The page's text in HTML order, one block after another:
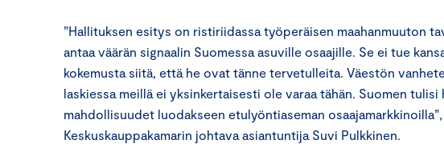
”Hallituksen esitys on ristiriidassa työperäisen maahanmuuton
antaa väärän signaalin Suomessa asuville osaajille. Se ei tue
kokemusta siitä, että he ovat tänne tervetulleita. Väestön
laskiessa meillä ei yksinkertaisesti ole varaa tähän. Suomen tulisi
mahdollisuudet luodakseen etulyöntiaseman
Keskuskauppakamarin johtava asiantuntija Suvi Pulkkinen.